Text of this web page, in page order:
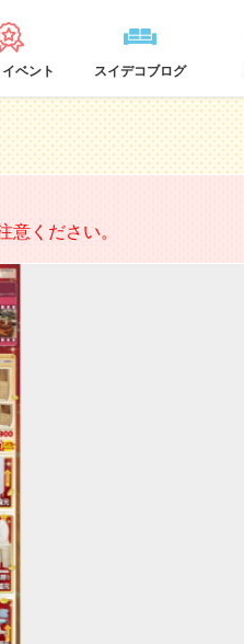
ベント スイデコブログ
ください。